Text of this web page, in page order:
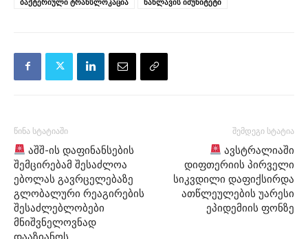
წინა სტატიაში
აშშ-ის დაფინანსების
შემცირებამ შესაძლოა
ებოლას გავრცელებაზე
გლობალური რეაგირების
შესაძლებლობები
მნიშვნელოვნად
შემდეგი სტატია
ავსტრალიაში
დიფთერიის პირველი
სიკვდილი დაფიქსირდა
ათწლეულების უარესი
ეპიდემიის ფონზე